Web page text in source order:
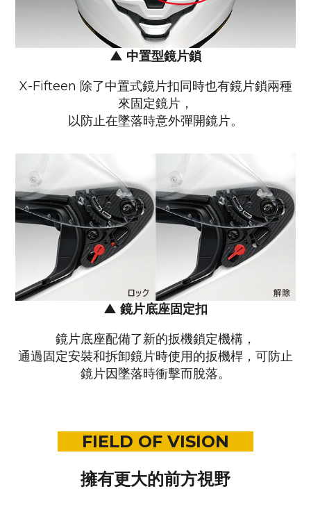
▲ 中置型鏡片鎖
X-Fifteen 除了中置式鏡片扣同時也有鏡片鎖兩種
來固定鏡片，
以防止在墜落時意外彈開鏡片。
▲ 鏡片底座固定扣
鏡片底座配備了新的扳機鎖定機構，
通過固定安裝和拆卸鏡片時使用的扳機桿， 可防止
鏡片因墜落時衝擊而脫落。
FIELD OF VISION
擁有更大的前方視野